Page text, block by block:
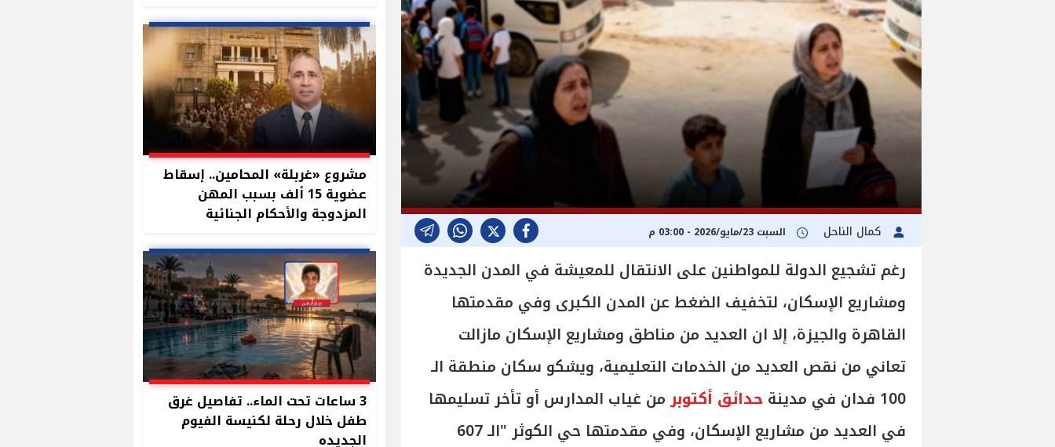
كمال الناحل السبت 23/مايو/2026 - 03:00 م
رغم تشجيع الدولة للمواطنين على الانتقال للمعيشة في المدن الجديدة
ومشاريع الإسكان، لتخفيف الضغط عن المدن الكبرى وفي مقدمتها
القاهرة والجيزة، إلا ان العديد من مناطق ومشاريع الإسكان مازالت
تعاني من نقص العديد من الخدمات التعليمية، ويشكو سكان منطقة الـ
100 فدان في مدينة
حدائق أكتوبرمن غياب المدارس أو تأخر تسليمها
في العديد من مشاريع الإسكان، وفي مقدمتها حي الكوثر "الـ 607
مشروع «غربلة» المحامين.. إسقاط
عضوية 15 ألف بسبب المهن
المزدوجة والأحكام الجنائية
3 ساعات تحت الماء.. تفاصيل غرق
طفل خلال رحلة لكنيسة الفيوم
الجديده